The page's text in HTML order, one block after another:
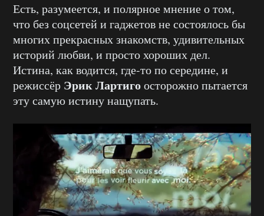
Есть, разумеется, и полярное мнение о том,
что без соцсетей и гаджетов не состоялось бы
многих прекрасных знакомств, удивительных
историй любви, и просто хороших дел.
Истина, как водится, где-то по середине, и
режиссёр Эрик Лартигоосторожно пытается
эту самую истину нащупать.